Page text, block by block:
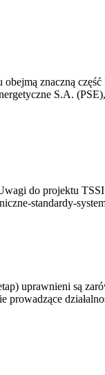
znaczną
S.A. (PSE),
do projektu TSSI
standardy-
uprawnieni są